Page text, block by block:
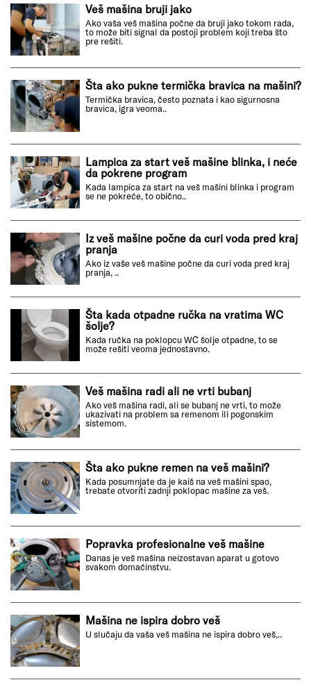
Veš mašina bruji jako
Ako vaša veš mašina počne da bruji jako tokom rada,
to može biti signal da postoji problem koji treba što
pre rešiti.
Šta ako pukne termička bravica na mašini?
Termička bravica, često poznata i kao sigurnosna
bravica, igra veoma..
Lampica za start veš mašine blinka, i neće
da pokrene program
Kada lampica za start na veš mašini blinka i program
se ne pokreće, to obično..
Iz veš mašine počne da curi voda pred kraj
pranja
Ako iz vaše veš mašine počne da curi voda pred kraj
pranja, ..
Šta kada otpadne ručka na vratima WC
šolje?
Kada ručka na poklopcu WC šolje otpadne, to se
može rešiti veoma jednostavno.
Veš mašina radi ali ne vrti bubanj
Ako veš mašina radi, ali se bubanj ne vrti, to može
ukazivati na problem sa remenom ili pogonskim
sistemom.
Šta ako pukne remen na veš mašini?
Kada posumnjate da je kaiš na veš mašini spao,
trebate otvoriti zadnji poklopac mašine za veš.
Popravka profesionalne veš mašine
Danas je veš mašina neizostavan aparat u gotovo
svakom domaćinstvu.
Mašina ne ispira dobro veš
U slučaju da vaša veš mašina ne ispira dobro veš,..